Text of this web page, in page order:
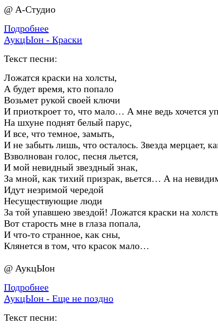
@ А-Студио
Подробнее
АукцЫон - Краски
Текст песни:
Ложатся краски на холсты,
А будет время, кто попало
Возьмет рукой своей ключи
И приоткроет то, что мало… А мне ведь хочется
На шхуне поднят белый парус,
И все, что темное, замыть,
И не забыть лишь, что осталось. Звезда мерцает,
Взволнован голос, песня льется,
И мой невидный звездный знак,
За мной, как тихий призрак, вьется… А на
Идут незримой чередой
Несуществующие люди
За той упавшею звездой! Ложатся краски на
Вот старость мне в глаза попала,
И что-то странное, как сны,
Клянется в том, что красок мало…
@ АукцЫон
Подробнее
АукцЫон - Еще не поздно
Текст песни: